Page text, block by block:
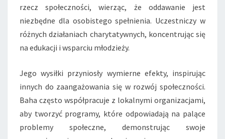
rzecz społeczności, wierząc, że oddawanie jest
niezbędne dla osobistego spełnienia. Uczestniczy w
różnych działaniach charytatywnych, koncentrując się
na edukacji i wsparciu młodzieży.
Jego wysiłki przyniosły wymierne efekty, inspirując
innych do zaangażowania się w rozwój społeczności.
Baha często współpracuje z lokalnymi organizacjami,
aby tworzyć programy, które odpowiadają na palące
problemy społeczne, demonstrując swoje